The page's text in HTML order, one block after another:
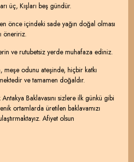
üç, Kışları beş gündür.
önce içindeki sade yağın doğal olması
öneririz.
ve rutubetsiz yerde muhafaza ediniz.
meşe odunu ateşinde, hiçbir katkı
ve tamamen doğaldır.
Baklavasını sizlere ilk günkü gibi
ortamlarda üretilen baklavamızı
Afiyet olsun